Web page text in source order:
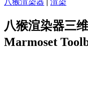
八猴渲染器 | 渲染
八猴渲染器三
Marmoset